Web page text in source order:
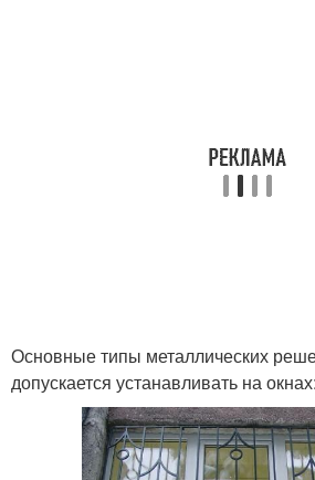
Основные типы металлических
допускается устанавливать на окнах: